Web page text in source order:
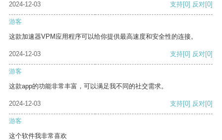
2024-12-03
支持[0] 反对[0]
游客
这款加速器VPM应用程序可以给你提供最高速度和安全性的连接。
2024-12-03 支持[0] 反对[0]
游客
这款app的功能非常丰富，可以满足我不同的社交需求。
2024-12-03 支持[0] 反对[0]
游客
这个软件我非常喜欢